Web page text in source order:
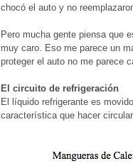
chocó el auto y no
Pero mucha gente piensa que
muy caro. Eso me parece un
proteger el auto no me parece
El circuito de refrigeración
El líquido refrigerante es
característica que hacer